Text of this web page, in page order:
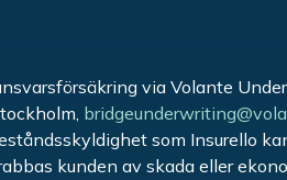
via Volante
som Insurello
kunden av skada eller